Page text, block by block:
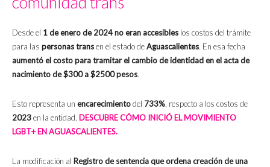
Desde el 1 de enero de 2024 no eran accesibles los costos del trámite
para las personas transen el estado deAguascalientes. En esa fecha
aumentó el costo para tramitar el cambio de identidaden el acta de
nacimiento de$300 a $2500 pesos.
Esto representa un encarecimientodel 733%, respecto a los costos de
2023en la entidad. DESCUBRE CÓMO INICIÓ EL MOVIMIENTO
LGBT+ EN AGUASCALIENTES.
La modificación al Registro de sentencia que ordena creación de una